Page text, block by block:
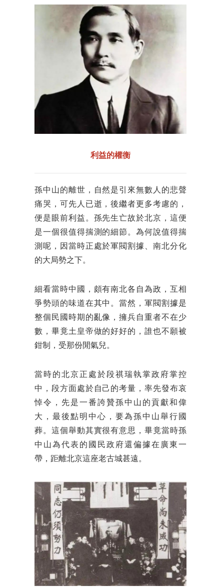
利益的權衡
孫中山的離世，自然是引來無數人的悲聲
痛哭，可先人已逝，後繼者更多考慮的，
便是眼前利益。孫先生亡故於北京，這便
是一個很值得揣測的細節。為何說值得揣
測呢，因當時正處於軍閥割據、南北分化
的大局勢之下。
細看當時中國，頗有南北各自為政，互相
爭勢頭的味道在其中。當然，軍閥割據是
整個民國時期的亂像，擁兵自重者不在少
數，畢竟土皇帝做的好好的，誰也不願被
鉗制，受那份閒氣兒。
當時的北京正處於段祺瑞執掌政府掌控
中，段方面處於自己的考量，率先發布哀
悼令，先是一番誇贊孫中山的貢獻和偉
大，最後點明中心，要為孫中山舉行國
葬。這個舉動其實很有意思，畢竟當時孫
中山為代表的國民政府還偏據在廣東一
帶，距離北京這座老古城甚遠。